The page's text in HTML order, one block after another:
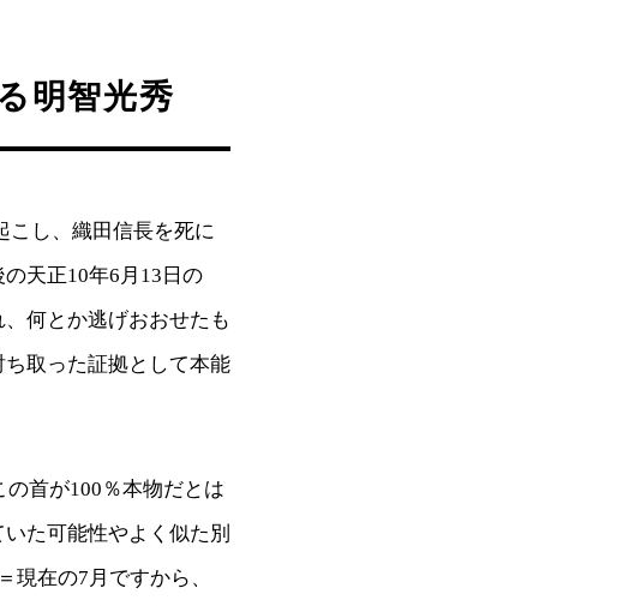
明智光秀
こし、織田信長を死に
天正10年6月13日の
何とか逃げおおせたも
取った証拠として本能
首が100％本物だとは
た可能性やよく似た別
現在の7月ですから、